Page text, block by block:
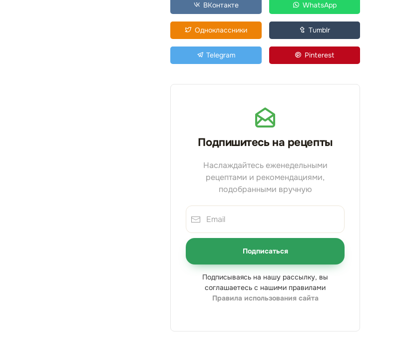
ВКонтакте WhatsApp
Одноклассники Tumblr
Telegram Pinterest
Подпишитесь на рецепты
Наслаждайтесь еженедельными
рецептами и рекомендациями,
подобранными вручную
Подписаться
Подписываясь на нашу рассылку, вы
соглашаетесь с нашими правилами
Правила использования сайта